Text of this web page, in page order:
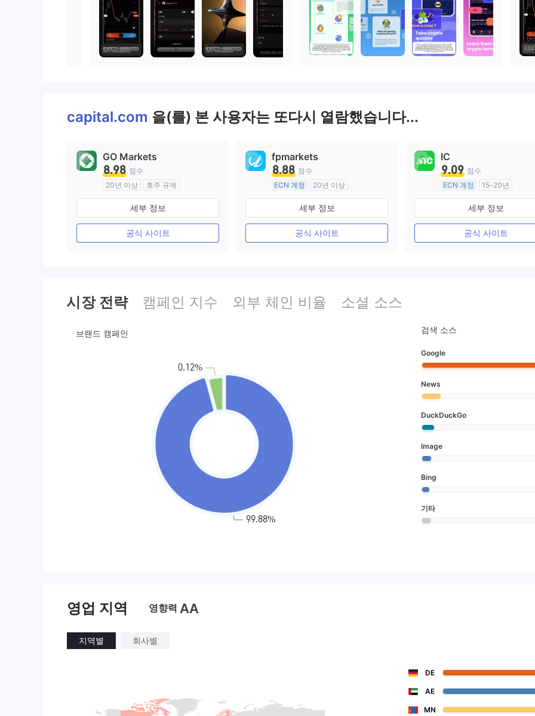
capital.com 을(를) 본 사용자는 또다시 열람했습니다...
GO Markets
8.98 점수
20년 이상
호주 규제
외환 거래 라이선스 (MM)
cTrader세부 정보
공식 사이트
fpmarkets
8.88 점수
ECN 계정
20년 이상
호주 규제
외환 거래 라이선스 (MM)
마스터 레이블 MT4
세부 정보
공식 사이트
IC
9.09 점수
ECN 계정
15-20년
호주 규제
외환 거래 라이선스 (MM)
마스터 레이블 MT4
세부 정보
공식 사이트
시장 전략 캠페인 지수 외부 체인 비율 소셜 소스
검색 소스
Google
News
DuckDuckGo
Image
Bing
기타
영업 지역 영향력 AA
지역별 회사별
DE
AE
MN